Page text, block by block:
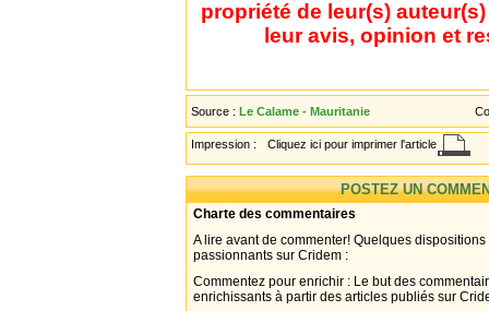
propriété de leur(s)
leur avis, opinion et
Source : Le Calame - Mauritanie
Impression : Cliquez ici pour imprimer l'article
POSTEZ UN
Charte des commentaires
A lire avant de commenter! Quelques
passionnants sur Cridem :
Commentez pour enrichir : Le but des
enrichissants à partir des articles publiés sur